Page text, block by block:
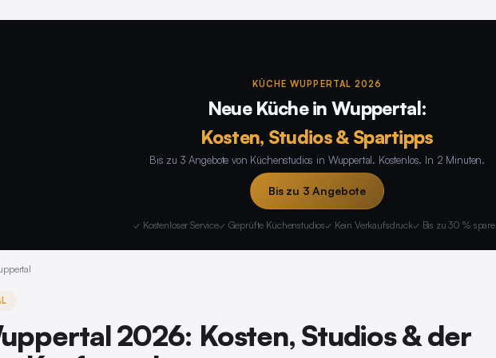
KÜCHE WUPPERTAL 2026
Neue Küche in Wuppertal:
Kosten, Studios & Spartipps
Bis zu 3 Angebote von Küchenstudios in Wuppertal. Kostenlos. In 2 Minuten.
Bis zu 3 Angebote
✓ Kostenloser Service✓ Geprüfte Küchenstudios✓ Kein Verkaufsdruck✓ Bis zu 30 %
2026: Kosten, Studios & der